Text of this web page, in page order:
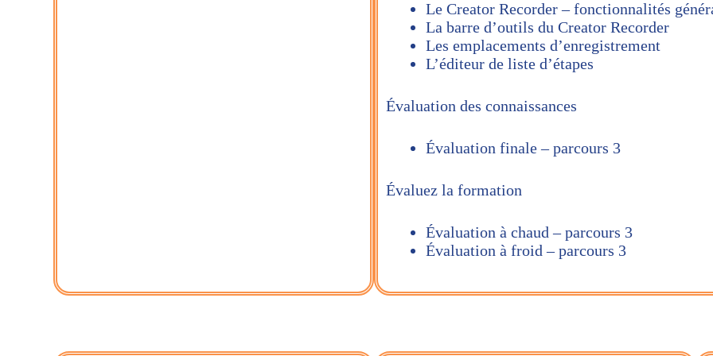
Le Creator Recorder – fonctionnalités
La barre d’outils du Creator Recorder
Les emplacements d’enregistrement
L’éditeur de liste d’étapes
Évaluation des connaissances
Évaluation finale – parcours 3
Évaluez la formation
Évaluation à chaud – parcours 3
Évaluation à froid – parcours 3